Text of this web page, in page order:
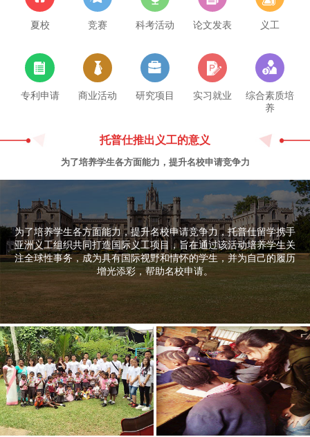
夏校 竞赛 科考活动 论文发表 义工
专利申请 商业活动 研究项目 实习就业
综合素质培
养
托普仕推出义工的意义
为了培养学生各方面能力，提升名校申请竞争力
为了培养学生各方面能力，提升名校申请竞争力，托普仕留学携手
亚洲义工组织共同打造国际义工项目，旨在通过该活动培养学生关
注全球性事务，成为具有国际视野和情怀的学生，并为自己的履历
增光添彩，帮助名校申请。